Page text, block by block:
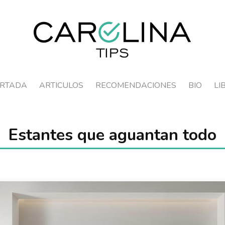
ARTICULOS RECOMENDACIONES BIO
Estantes que aguantan todo